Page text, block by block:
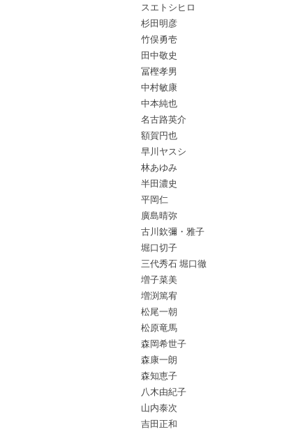
スエトシヒロ
杉田明彦
竹俣勇壱
田中敬史
冨樫孝男
中村敏康
中本純也
名古路英介
額賀円也
早川ヤスシ
林あゆみ
半田濃史
平岡仁
廣島晴弥
古川欽彌・雅子
堀口切子
三代秀石 堀口徹
増子菜美
増渕篤宥
松尾一朝
松原竜馬
森岡希世子
森康一朗
森知恵子
八木由紀子
山内泰次
吉田正和